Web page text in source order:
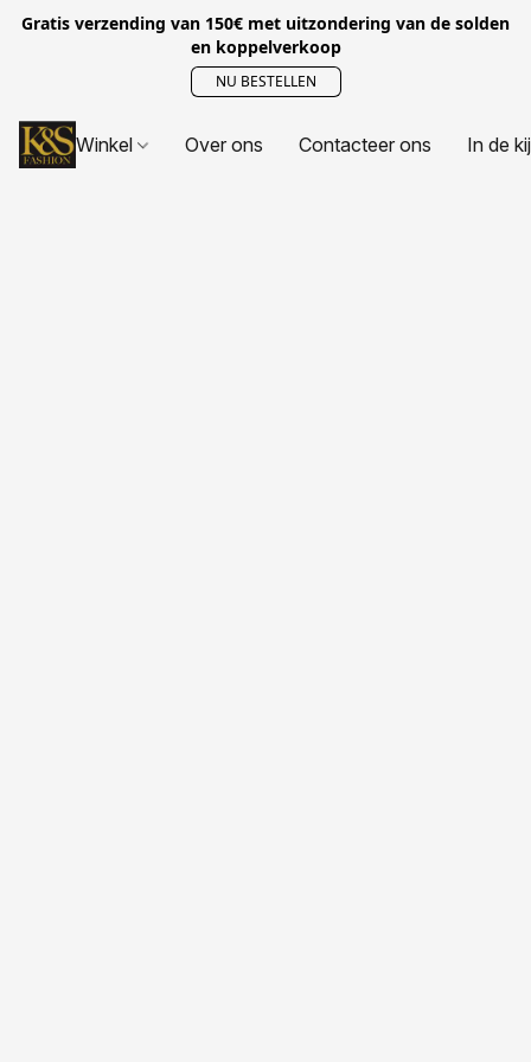
Gratis verzending van 150€ met uitzondering van de solden
en koppelverkoop
NU BESTELLEN
Winkel Over ons Contacteer ons In de